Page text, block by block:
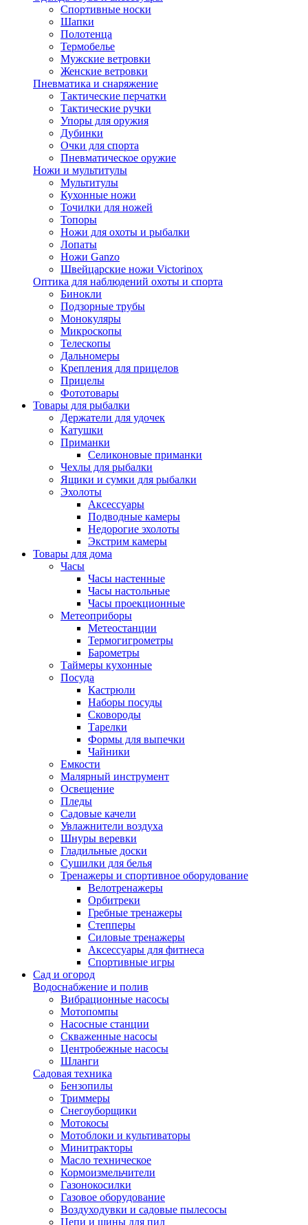
Спортивные носки
Шапки
Полотенца
Термобелье
Мужские ветровки
Женские ветровки
Пневматика и снаряжение
Тактические перчатки
Тактические ручки
Упоры для оружия
Дубинки
Очки для спорта
Пневматическое оружие
Ножи и мультитулы
Мультитулы
Кухонные ножи
Точилки для ножей
Топоры
Ножи для охоты и рыбалки
Лопаты
Ножи Ganzo
Швейцарские ножи Victorinox
Оптика для наблюдений охоты и спорта
Бинокли
Подзорные трубы
Монокуляры
Микроскопы
Телескопы
Дальномеры
Крепления для прицелов
Прицелы
Фототовары
Товары для рыбалки
Держатели для удочек
Катушки
Приманки
Селиконовые приманки
Чехлы для рыбалки
Ящики и сумки для рыбалки
Эхолоты
Аксессуары
Подводные камеры
Недорогие эхолоты
Экстрим камеры
Товары для дома
Часы
Часы настенные
Часы настольные
Часы проекционные
Метеоприборы
Метеостанции
Термогигрометры
Барометры
Таймеры кухонные
Посуда
Кастрюли
Наборы посуды
Сковороды
Тарелки
Формы для выпечки
Чайники
Емкости
Малярный инструмент
Освещение
Пледы
Садовые качели
Увлажнители воздуха
Шнуры веревки
Гладильные доски
Сушилки для белья
Тренажеры и спортивное оборудование
Велотренажеры
Орбитреки
Гребные тренажеры
Степперы
Силовые тренажеры
Аксессуары для фитнеса
Спортивные игры
Сад и огород
Водоснабжение и полив
Вибрационные насосы
Мотопомпы
Насосные станции
Скваженные насосы
Центробежные насосы
Шланги
Садовая техника
Бензопилы
Триммеры
Снегоуборщики
Мотокосы
Мотоблоки и культиваторы
Минитракторы
Масло техническое
Кормоизмельчители
Газонокосилки
Газовое оборудование
Воздуходувки и садовые пылесосы
Цепи и шины для пил